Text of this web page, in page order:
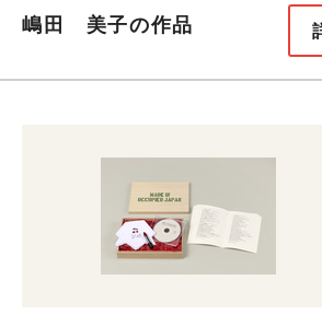
嶋田 美子の作品